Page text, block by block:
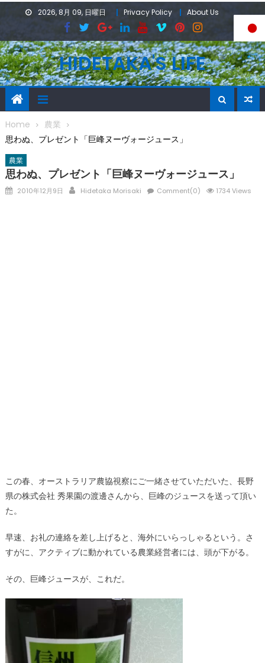
2026, 8月 09, 日曜日 Privacy Policy About Us
HIDETAKA'S LIFE
Home
農業
思わぬ、プレゼント「巨峰ヌーヴォージュース」
農業
思わぬ、プレゼント「巨峰ヌーヴォージュース」
Posted
2010年12月9日 Author
Hidetaka Morisaki Comment(0) 1734 Views
この春、オーストラリア農協視察にご一緒させていただいた、長野
県の株式会社 秀果園の渡邊さんから、巨峰のジュースを送って頂い
た。
早速、お礼の連絡を差し上げると、海外にいらっしゃるという。さ
すがに、アクティブに動かれている農業経営者には、頭が下がる。
その、巨峰ジュースが、これだ。